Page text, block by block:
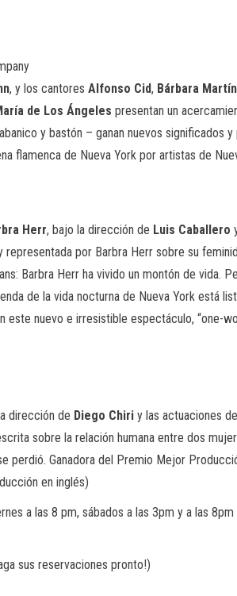
, y los cantores Alfonso Cid, Bárbara
de Los Ángeles presentan un
y bastón – ganan nuevos
flamenca de Nueva York por artistas de
Herr, bajo la dirección de Luis Caballero
representada por Barbra Herr sobre su
Barbra Herr ha vivido un montón de vida.
de la vida nocturna de Nueva York está
este nuevo e irresistible espectáculo, “one-
dirección de Diego Chiri y las actuaciones de
sobre la relación humana entre dos
perdió. Ganadora del Premio Mejor
en inglés)
a las 8 pm, sábados a las 3pm y a las
sus reservaciones pronto!)